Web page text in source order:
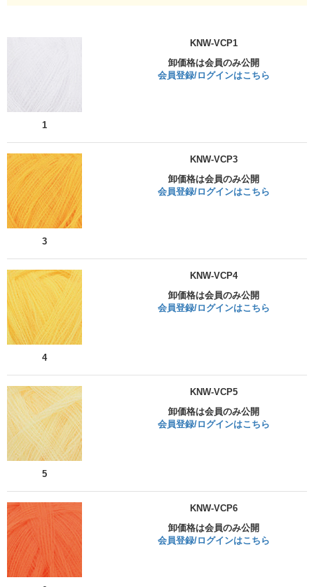
1
KNW-VCP1
卸価格は会員のみ公開
会員登録/ログインはこちら
3
KNW-VCP3
卸価格は会員のみ公開
会員登録/ログインはこちら
4
KNW-VCP4
卸価格は会員のみ公開
会員登録/ログインはこちら
5
KNW-VCP5
卸価格は会員のみ公開
会員登録/ログインはこちら
KNW-VCP6
卸価格は会員のみ公開
会員登録/ログインはこちら